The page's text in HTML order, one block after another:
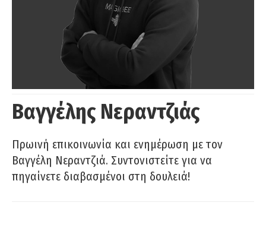
Βαγγέλης Νεραντζιάς
Πρωινή επικοινωνία και ενημέρωση με τον
Βαγγέλη Νεραντζιά. Συντονιστείτε για να
πηγαίνετε διαβασμένοι στη δουλειά!